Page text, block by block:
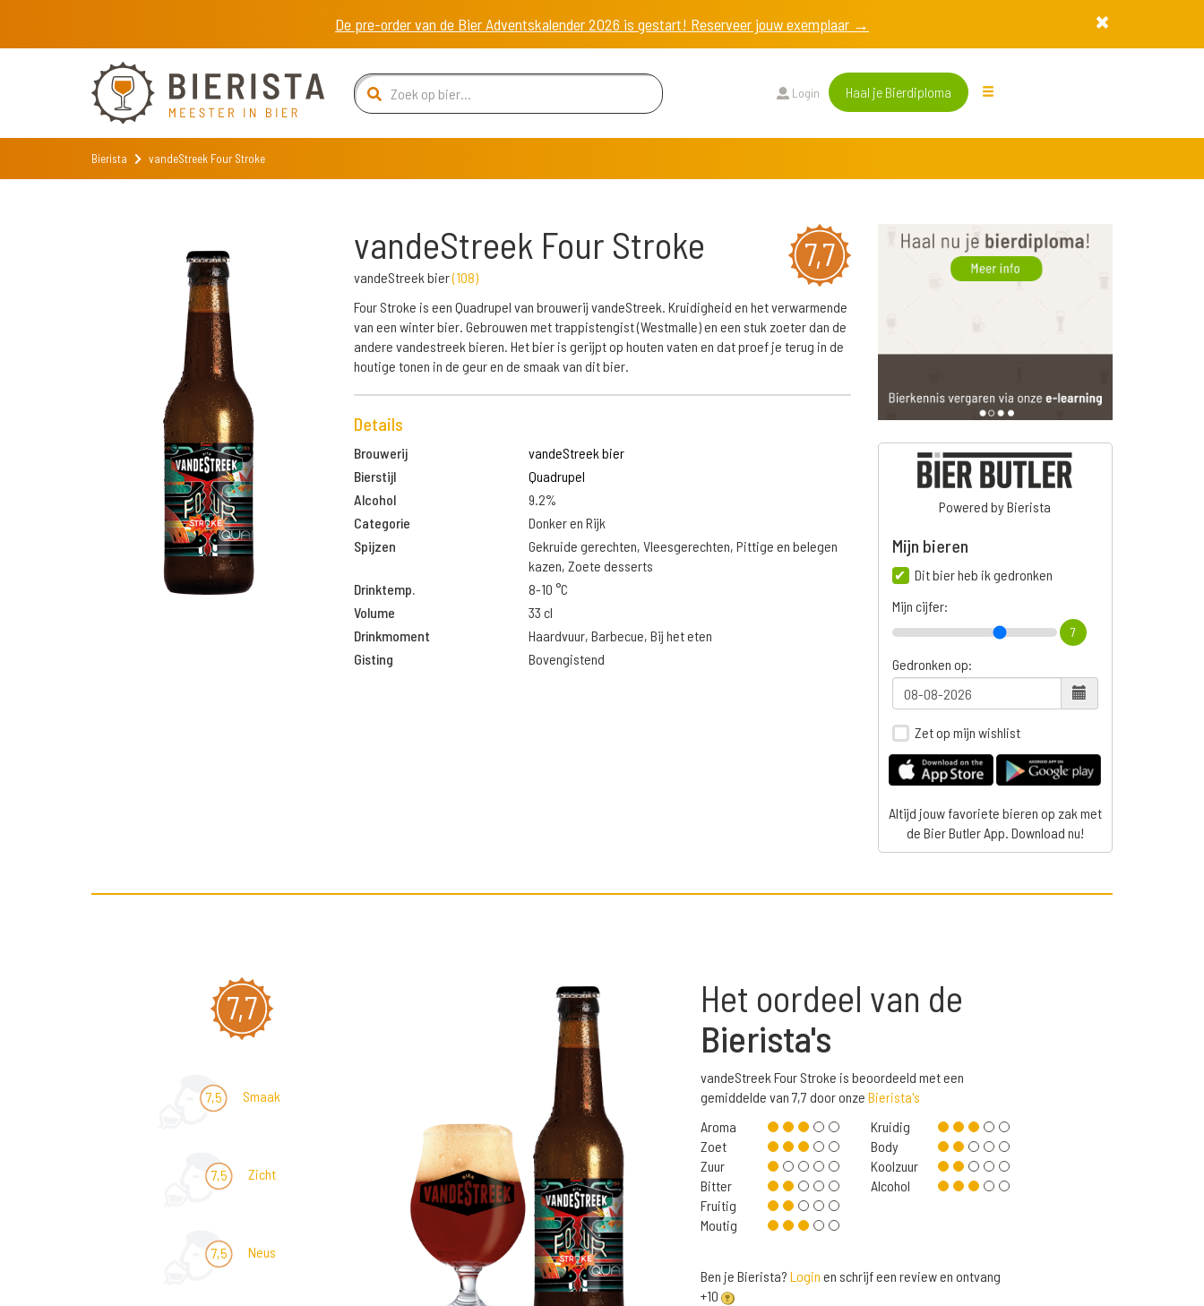
De pre-order van de Bier Adventskalender 2026 is gestart! Reserveer jouw exemplaar →
Login Haal je Bierdiploma
Bierista vandeStreek Four Stroke
7,7
vandeStreek Four Stroke
vandeStreek bier(108)
Four Stroke is een Quadrupel van brouwerij vandeStreek. Kruidigheid en het verwarmende
van een winter bier. Gebrouwen met trappistengist (Westmalle) en een stuk zoeter dan de
andere vandestreek bieren. Het bier is gerijpt op houten vaten en dat proef je terug in de
houtige tonen in de geur en de smaak van dit bier.
Details
Brouwerij
vandeStreek bier
Bierstijl
Quadrupel
Alcohol
9.2%
Categorie
Donker en Rijk
Spijzen
Gekruide gerechten, Vleesgerechten, Pittige en belegen
kazen, Zoete desserts
Drinktemp.
8-10 °C
Volume
33 cl
Drinkmoment
Haardvuur, Barbecue, Bij het eten
Gisting
Bovengistend
Powered by Bierista
Mijn bieren
Dit bier heb ik gedronken
Mijn cijfer:
7
Gedronken op:
Zet op mijn wishlist
Altijd jouw favoriete bieren op zak met
de Bier Butler App. Download nu!
7,7
7,5 Smaak
7,5 Zicht
7,5 Neus
Het oordeel van de
Bierista's
vandeStreek Four Stroke is beoordeeld met een
gemiddelde van 7,7 door onze Bierista's
Aroma
Zoet
Zuur
Bitter
Fruitig
Moutig
Kruidig
Body
Koolzuur
Alcohol
Ben je Bierista? Login en schrijf een review en ontvang
+10